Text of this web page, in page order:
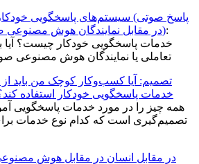
سیستم‌های پاسخگویی خودکار تلفن
تعاملی IVR در مقابل نمایندگان هوش مصنوعی صوتی):
خدمات پاسخگویی خودکار چیست؟ آیا
تعاملی یا نمایندگان هوش مصنوعی
تصمیم: آیا کسب‌وکار کوچک من باید
خدمات پاسخگویی خودکار استفاده
همه چیز را در مورد خدمات پاسخگویی
تصمیم‌گیری است که کدام نوع خدمات